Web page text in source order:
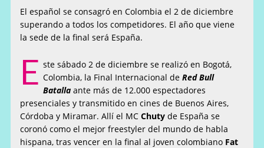
El español se consagró en Colombia el 2 de diciembre
superando a todos los competidores. El año que viene
la sede de la final será España.
E ste sábado 2 de diciembre se realizó en Bogotá,
Colombia, la Final Internacional deRed Bull
Batalla ante más de 12.000 espectadores
presenciales y transmitido en cines de Buenos Aires,
Córdoba y Miramar. Allí el MCChuty de España se
coronó como el mejor freestyler del mundo de habla
hispana, tras vencer en la final al joven colombiano Fat